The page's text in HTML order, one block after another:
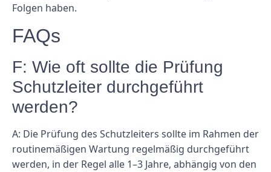
Folgen haben.
FAQs
F: Wie oft sollte die Prüfung
Schutzleiter durchgeführt
werden?
A: Die Prüfung des Schutzleiters sollte im Rahmen der
routinemäßigen Wartung regelmäßig durchgeführt
werden, in der Regel alle 1–3 Jahre, abhängig von den